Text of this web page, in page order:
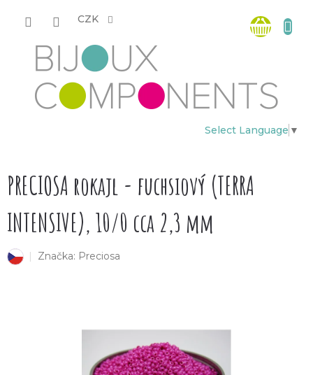
CZK
Select Language ▼
košík
PRECIOSA rokajl - fuchsiový (TERRA
INTENSIVE), 10/0 cca 2,3 mm
Značka: Preciosa